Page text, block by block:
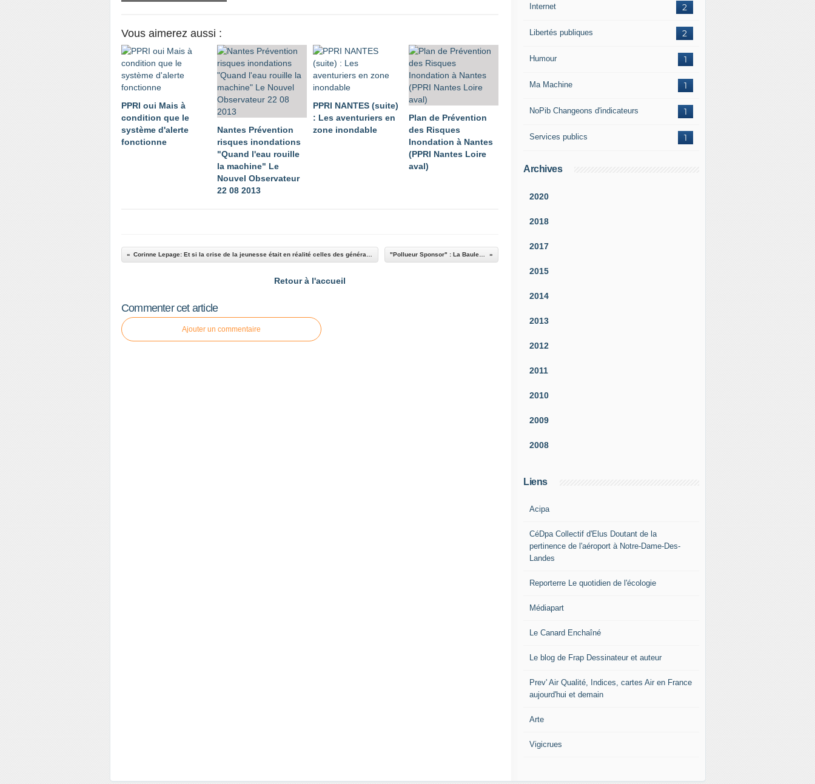
Vous aimerez aussi :
PPRI oui Mais à
condition que le
système d'alerte
fonctionne
Nantes Prévention
risques inondations
"Quand l'eau rouille
la machine" Le
Nouvel Observateur
22 08 2013
PPRI NANTES (suite)
: Les aventuriers en
zone inondable
Plan de Prévention
des Risques
Inondation à Nantes
(PPRI Nantes Loire
aval)
"Pollueur Sponsor" : La Baule confirme
Retour à l'accueil
Commenter cet article
Ajouter un commentaire
2
Internet
2
Libertés publiques
1
Humour
1
Ma Machine
1
NoPib Changeons d'indicateurs
1
Services publics
Archives
2020
2018
2017
2015
2014
2013
2012
2011
2010
2009
2008
Liens
Acipa
CéDpa Collectif d'Elus Doutant de la
pertinence de l'aéroport à Notre-Dame-Des-
Landes
Reporterre Le quotidien de l'écologie
Médiapart
Le Canard Enchaîné
Le blog de Frap Dessinateur et auteur
Prev' Air Qualité, Indices, cartes Air en France
aujourd'hui et demain
Arte
Vigicrues